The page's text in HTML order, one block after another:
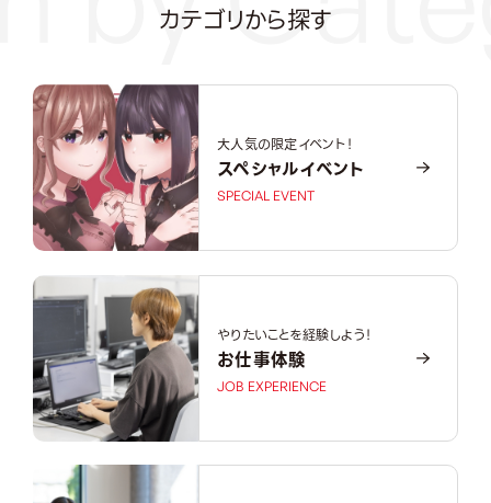
カテゴリから探す
大人気の限定イベント！
スペシャルイベント
SPECIAL EVENT
やりたいことを経験しよう！
お仕事体験
JOB EXPERIENCE